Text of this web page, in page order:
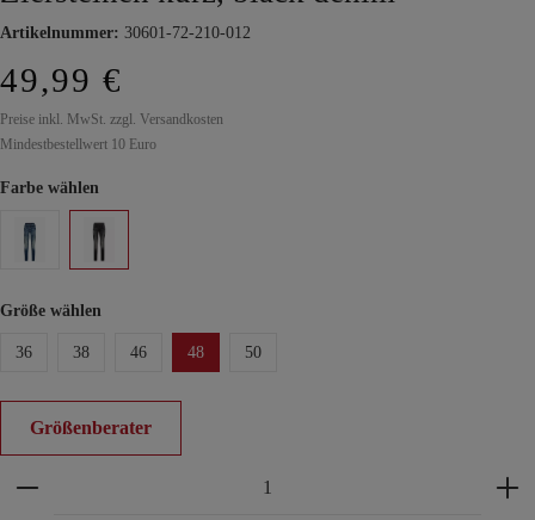
Artikelnummer: 30601-72-210-012
49,99 €
Preise inkl. MwSt. zzgl. Versandkosten
Mindestbestellwert 10 Euro
Farbe wählen
Größe wählen
36 38 46 48 50
Größenberater
Produkt Anzahl: Gib den gewünschten Wert ein